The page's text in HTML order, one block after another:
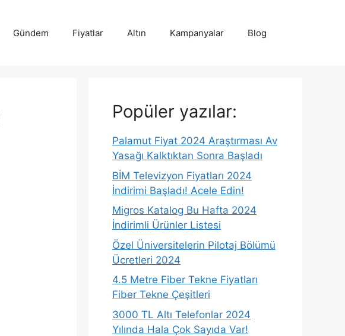
Gündem Fiyatlar Altın Kampanyalar Blog
Popüler yazılar:
Palamut Fiyat 2024 Araştırması Av
Yasağı Kalktıktan Sonra Başladı
BİM Televizyon Fiyatları 2024
İndirimi Başladı! Acele Edin!
Migros Katalog Bu Hafta 2024
İndirimli Ürünler Listesi
Özel Üniversitelerin Pilotaj Bölümü
Ücretleri 2024
4.5 Metre Fiber Tekne Fiyatları
Fiber Tekne Çeşitleri
3000 TL Altı Telefonlar 2024
Yılında Hala Çok Sayıda Var!